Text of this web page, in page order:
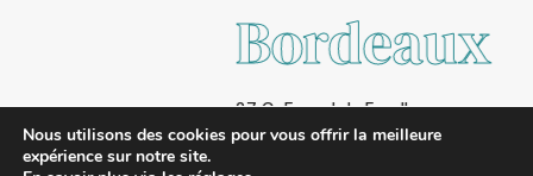
25 rue
Nous utilisons des cookies pour vous offrir la meilleure
expérience sur notre site.